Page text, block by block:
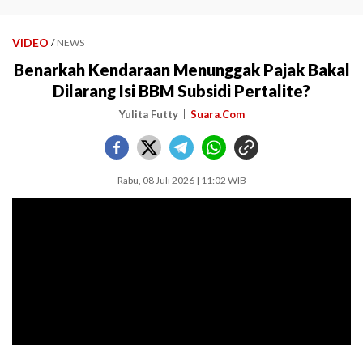
VIDEO / NEWS
Benarkah Kendaraan Menunggak Pajak Bakal
Dilarang Isi BBM Subsidi Pertalite?
Yulita Futty Suara.Com
Rabu, 08 Juli 2026 | 11:02 WIB